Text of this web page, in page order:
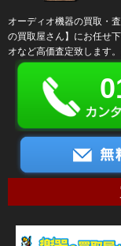
オーディオ機器の買取・
の買取屋さん】にお任せ
オなど高価査定致します